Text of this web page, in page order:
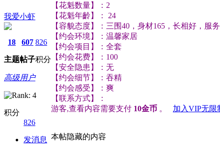
我爱小虾
18
主题
607
帖子
826
积分
高级用户
积分
826
发消息
【花魁数量】：2
【花魁年齡】： 24
【容貌态度】：三围40，身材165，长相好，服
【约会环境】：温馨家居
【约会项目】：全套
【约会花费】：100
【安全隐患】：无
【约会细节】：吞精
【约会感受】：爽
【联系方式】：
游客,查看内容需要支付 10金币 。 加入VIP无限
本帖隐藏的内容